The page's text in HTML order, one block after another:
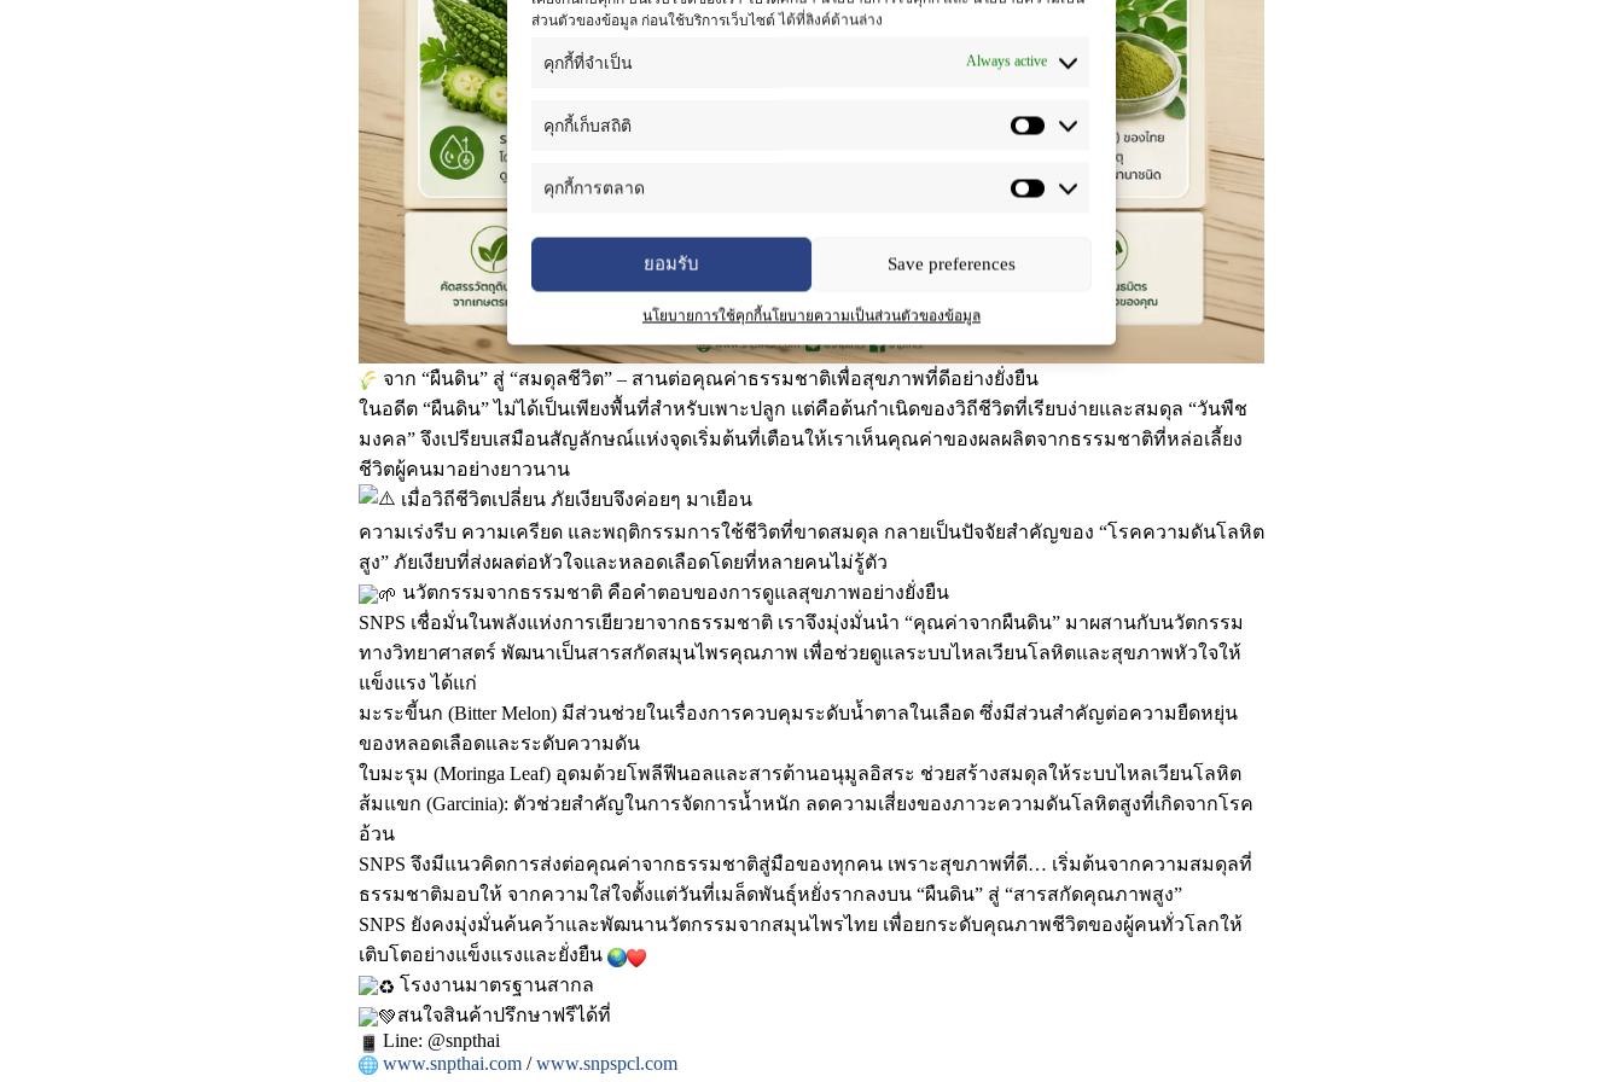
ส่วนตัวของข้อมูล ก่อนใช้บริการเว็บไซต์ ได้ที่ลิงค์ด้านล่าง
คุกกี้ที่จำเป็น Always active
คุกกี้เก็บสถิติ
คุกกี้การตลาด
ยอมรับ Save preferences
นโยบายการใช้คุกกี้นโยบายความเป็นส่วนตัวของข้อมูล
จาก “ผืนดิน” สู่ “สมดุลชีวิต” – สานต่อคุณค่าธรรมชาติเพื่อสุขภาพที่ดีอย่างยั่งยืน
ในอดีต “ผืนดิน” ไม่ได้เป็นเพียงพื้นที่สำหรับเพาะปลูก แต่คือต้นกำเนิดของวิถีชีวิตที่เรียบง่ายและสมดุล “วันพืช
มงคล” จึงเปรียบเสมือนสัญลักษณ์แห่งจุดเริ่มต้นที่เตือนให้เราเห็นคุณค่าของผลผลิตจากธรรมชาติที่หล่อเลี้ยง
ชีวิตผู้คนมาอย่างยาวนาน
เมื่อวิถีชีวิตเปลี่ยน ภัยเงียบจึงค่อยๆ มาเยือน
ความเร่งรีบ ความเครียด และพฤติกรรมการใช้ชีวิตที่ขาดสมดุล กลายเป็นปัจจัยสำคัญของ “โรคความดันโลหิต
สูง” ภัยเงียบที่ส่งผลต่อหัวใจและหลอดเลือดโดยที่หลายคนไม่รู้ตัว
นวัตกรรมจากธรรมชาติ คือคำตอบของการดูแลสุขภาพอย่างยั่งยืน
SNPS เชื่อมั่นในพลังแห่งการเยียวยาจากธรรมชาติ เราจึงมุ่งมั่นนำ “คุณค่าจากผืนดิน” มาผสานกับนวัตกรรม
ทางวิทยาศาสตร์ พัฒนาเป็นสารสกัดสมุนไพรคุณภาพ เพื่อช่วยดูแลระบบไหลเวียนโลหิตและสุขภาพหัวใจให้
แข็งแรง ได้แก่
มะระขี้นก (Bitter Melon) มีส่วนช่วยในเรื่องการควบคุมระดับน้ำตาลในเลือด ซึ่งมีส่วนสำคัญต่อความยืดหยุ่น
ของหลอดเลือดและระดับความดัน
ใบมะรุม (Moringa Leaf) อุดมด้วยโพลีฟีนอลและสารต้านอนุมูลอิสระ ช่วยสร้างสมดุลให้ระบบไหลเวียนโลหิต
ส้มแขก (Garcinia): ตัวช่วยสำคัญในการจัดการน้ำหนัก ลดความเสี่ยงของภาวะความดันโลหิตสูงที่เกิดจากโรค
อ้วน
SNPS จึงมีแนวคิดการส่งต่อคุณค่าจากธรรมชาติสู่มือของทุกคน เพราะสุขภาพที่ดี… เริ่มต้นจากความสมดุลที่
ธรรมชาติมอบให้ จากความใส่ใจตั้งแต่วันที่เมล็ดพันธุ์หยั่งรากลงบน “ผืนดิน” สู่ “สารสกัดคุณภาพสูง”
SNPS ยังคงมุ่งมั่นค้นคว้าและพัฒนานวัตกรรมจากสมุนไพรไทย เพื่อยกระดับคุณภาพชีวิตของผู้คนทั่วโลกให้
เติบโตอย่างแข็งแรงและยั่งยืน
โรงงานมาตรฐานสากล
สนใจสินค้าปรึกษาฟรีได้ที่
Line: @snpthai
www.snpthai.com /www.snpspcl.com